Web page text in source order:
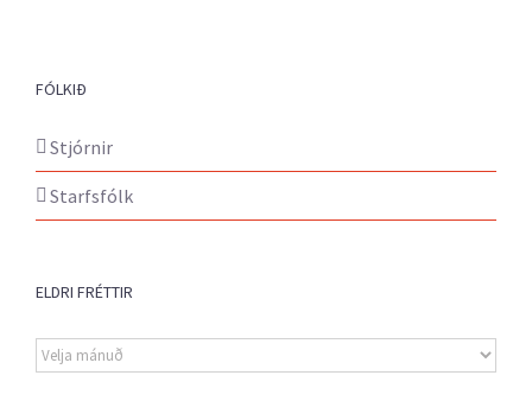
FÓLKIÐ
Stjórnir
Starfsfólk
ELDRI FRÉTTIR
Eldri
fréttir